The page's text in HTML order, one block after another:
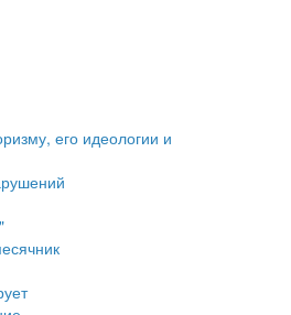
проектирования
и застройки
его идеологии и